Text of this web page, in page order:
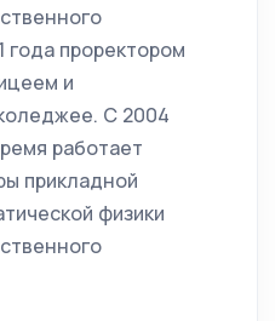
года проректором
и
С 2004
работает
прикладной
физики